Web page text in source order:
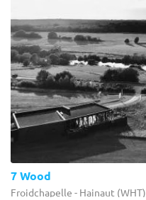
7 Wood
Froidchapelle - Hainaut (WHT)